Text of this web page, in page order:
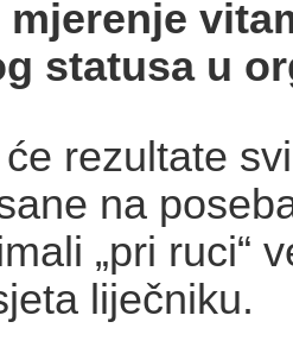
mjerenje
statusa u
rezultate
na
„pri ruci“
liječniku.